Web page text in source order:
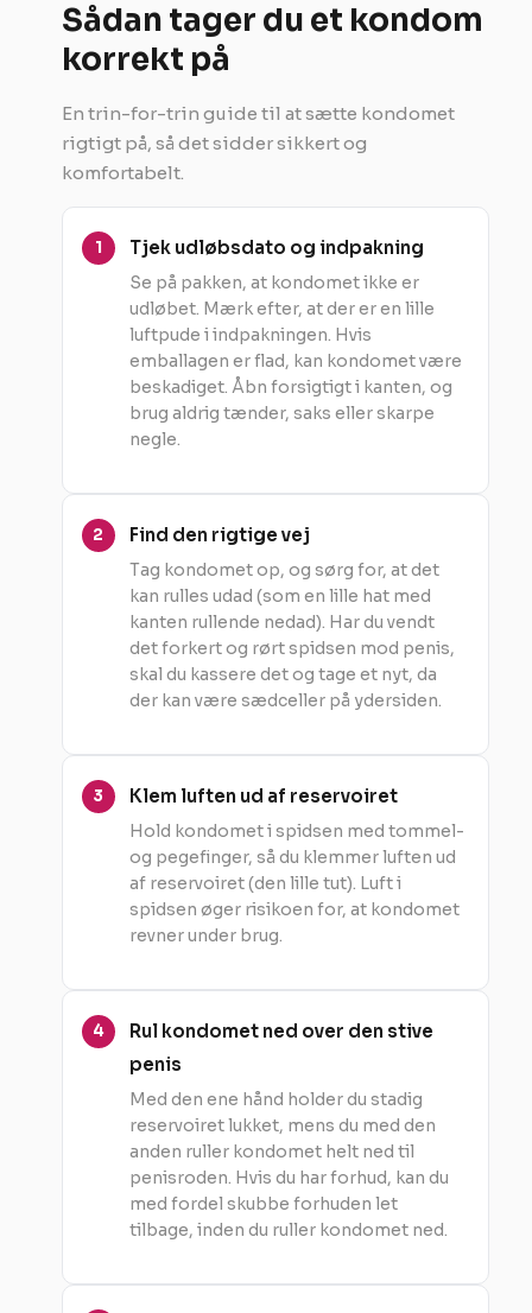
Sådan tager du et kondom
korrekt på
En trin-for-trin guide til at sætte kondomet
rigtigt på, så det sidder sikkert og
komfortabelt.
Tjek udløbsdato og indpakning
Se på pakken, at kondomet ikke er
udløbet. Mærk efter, at der er en lille
luftpude i indpakningen. Hvis
emballagen er flad, kan kondomet være
beskadiget. Åbn forsigtigt i kanten, og
brug aldrig tænder, saks eller skarpe
negle.
Find den rigtige vej
Tag kondomet op, og sørg for, at det
kan rulles udad (som en lille hat med
kanten rullende nedad). Har du vendt
det forkert og rørt spidsen mod penis,
skal du kassere det og tage et nyt, da
der kan være sædceller på ydersiden.
Klem luften ud af reservoiret
Hold kondomet i spidsen med tommel-
og pegefinger, så du klemmer luften ud
af reservoiret (den lille tut). Luft i
spidsen øger risikoen for, at kondomet
revner under brug.
Rul kondomet ned over den stive
penis
Med den ene hånd holder du stadig
reservoiret lukket, mens du med den
anden ruller kondomet helt ned til
penisroden. Hvis du har forhud, kan du
med fordel skubbe forhuden let
tilbage, inden du ruller kondomet ned.